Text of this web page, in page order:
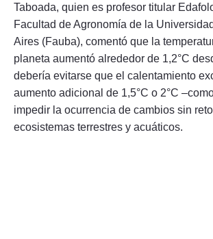
Taboada, quien es profesor titular
Facultad de Agronomía de la
Aires (Fauba), comentó que la
planeta aumentó alrededor de 1,2°C
debería evitarse que el calentamiento
aumento adicional de 1,5°C o 2°C
impedir la ocurrencia de cambios sin
ecosistemas terrestres y acuáticos.